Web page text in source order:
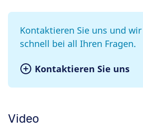
Kontaktieren Sie uns und
schnell bei all Ihren Fragen.
Kontaktieren Sie uns
Video